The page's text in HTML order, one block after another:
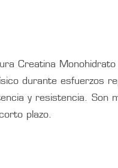
Creatina Monohidrato
durante esfuerzos
y resistencia. Son
plazo.